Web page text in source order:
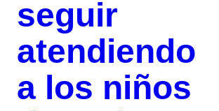
seguir
atendiendo
a los niños